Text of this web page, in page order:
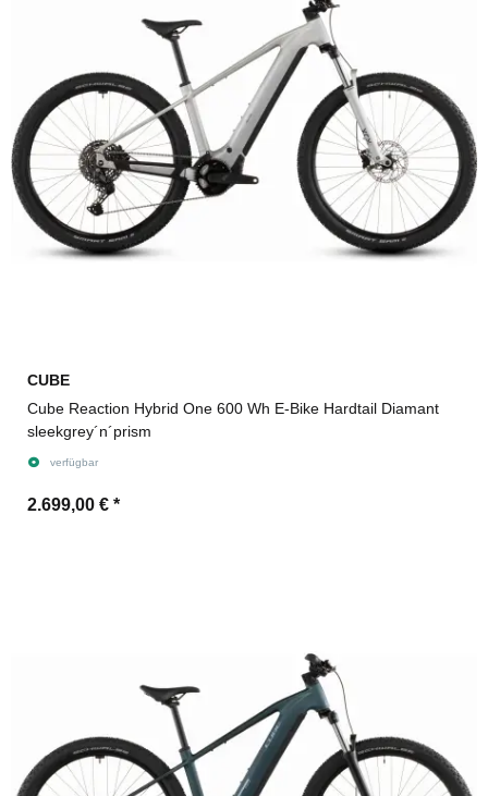
CUBE
Cube Reaction Hybrid One 600 Wh E-Bike Hardtail Diamant
sleekgrey´n´prism
verfügbar
2.699,00 € *